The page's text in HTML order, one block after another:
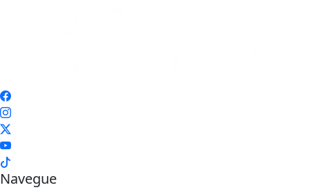
Navegue